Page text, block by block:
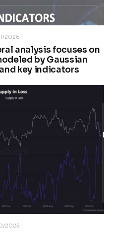
2026
analysis focuses on
by Gaussian
key indicators
2025